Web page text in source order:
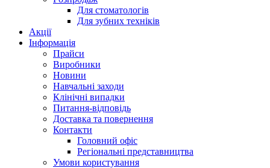
Для стоматологів
Для зубних техніків
Акції
Інформація
Прайси
Виробники
Новини
Навчальні заходи
Клінічні випадки
Питання-відповідь
Доставка та повернення
Контакти
Головний офіс
Регіональні представництва
Умови користування